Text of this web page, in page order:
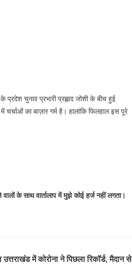
चुनाव प्रभारी प्रह्लाद जोशी के बीच हुई
का बाज़ार गर्म है। हालांकि फिलहाल इस पूरे
के साथ वार्तालाप में मुझे कोई हर्ज नहीं लगता।
में कोरोना ने पिछला रिकॉर्ड, मैदान से